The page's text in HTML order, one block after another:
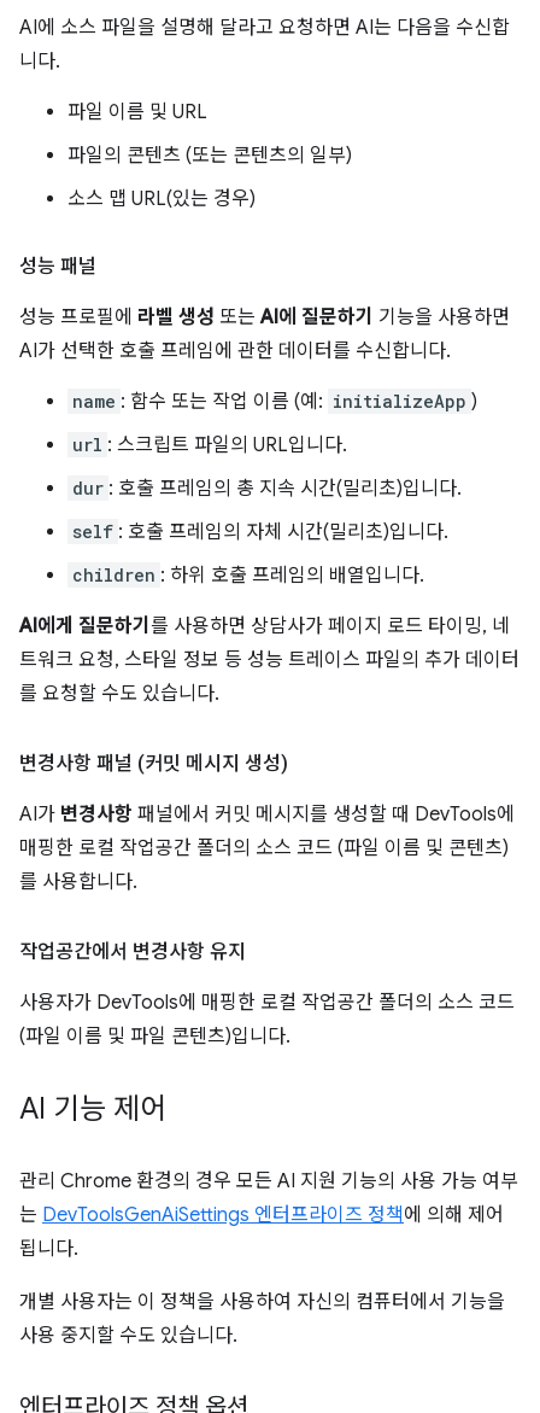
AI에 소스 파일을 설명해 달라고 요청하면 AI는 다음을 수신합
니다.
파일 이름 및 URL
파일의 콘텐츠 (또는 콘텐츠의 일부)
소스 맵 URL(있는 경우)
성능 패널
성능 프로필에 라벨 생성 또는AI에 질문하기 기능을 사용하면
AI가 선택한 호출 프레임에 관한 데이터를 수신합니다.
name : 함수 또는 작업 이름 (예: initializeApp )
url : 스크립트 파일의 URL입니다.
dur : 호출 프레임의 총 지속 시간(밀리초)입니다.
self : 호출 프레임의 자체 시간(밀리초)입니다.
children : 하위 호출 프레임의 배열입니다.
AI에게 질문하기 를 사용하면 상담사가 페이지 로드 타이밍, 네
트워크 요청, 스타일 정보 등 성능 트레이스 파일의 추가 데이터
를 요청할 수도 있습니다.
변경사항 패널 (커밋 메시지 생성)
AI가 변경사항 패널에서 커밋 메시지를 생성할 때 DevTools에
매핑한 로컬 작업공간 폴더의 소스 코드 (파일 이름 및 콘텐츠)
를 사용합니다.
작업공간에서 변경사항 유지
사용자가 DevTools에 매핑한 로컬 작업공간 폴더의 소스 코드
(파일 이름 및 파일 콘텐츠)입니다.
AI 기능 제어
관리 Chrome 환경의 경우 모든 AI 지원 기능의 사용 가능 여부
는 DevToolsGenAiSettings 엔터프라이즈 정책에 의해 제어
됩니다.
개별 사용자는 이 정책을 사용하여 자신의 컴퓨터에서 기능을
사용 중지할 수도 있습니다.